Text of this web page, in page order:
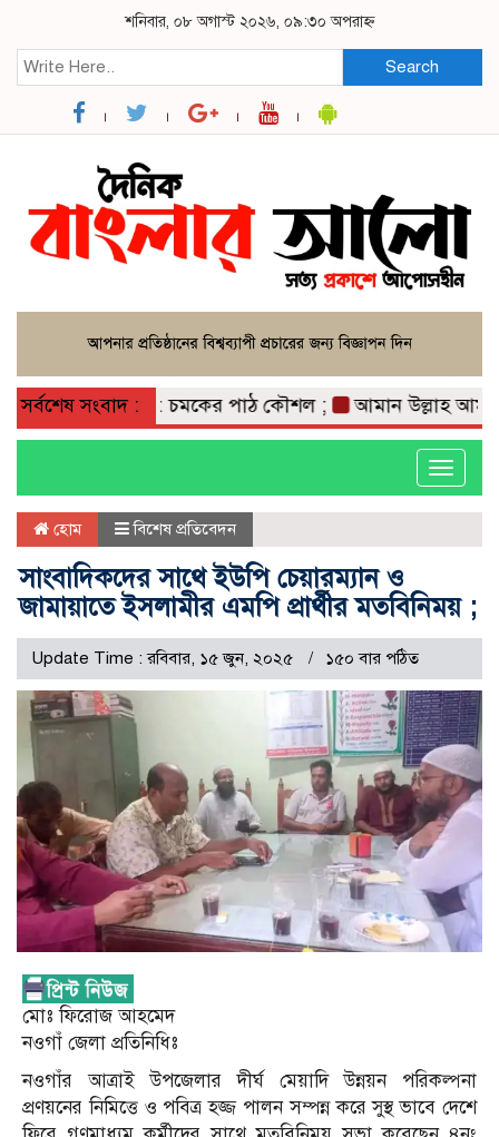
শনিবার, ০৮ অগাস্ট ২০২৬, ০৯:৩০ অপরাহ্ন
Search
সর্বশেষ সংবাদ :
কবিতা: চমকের পাঠ কৌশল ; আমান উল্লাহ আমানের
Toggle
হোম বিশেষ প্রতিবেদন
সাংবাদিকদের সাথে ইউপি চেয়ারম্যান ও
জামায়াতে ইসলামীর এমপি প্রার্থীর মতবিনিময় ;
Update Time : রবিবার, ১৫ জুন, ২০২৫ ১৫০ বার পঠিত
মোঃ ফিরোজ আহমেদ
নওগাঁ জেলা প্রতিনিধিঃ
নওগাঁর আত্রাই উপজেলার দীর্ঘ মেয়াদি উন্নয়ন পরিকল্পনা
প্রণয়নের নিমিত্তে ও পবিত্র হজ্জ পালন সম্পন্ন করে সুস্থ ভাবে দেশে